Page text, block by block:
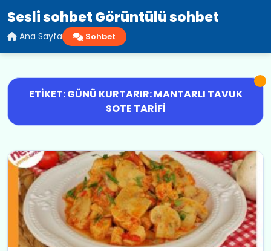
Sesli sohbet Görüntülü sohbet
Ana Sayfa Sohbet
ETIKET: GÜNÜ KURTARIR: MANTARLI TAVUK
SOTE TARIFI